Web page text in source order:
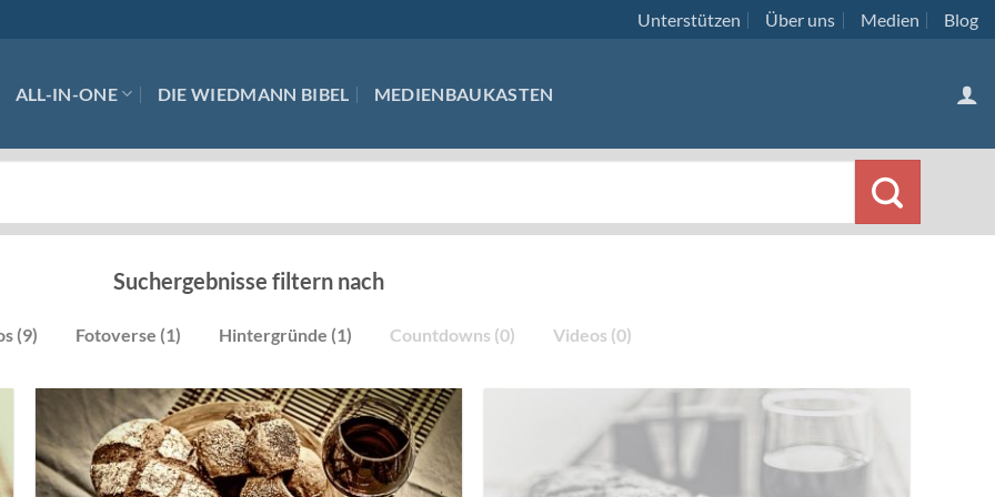
Unterstützen Über uns Medien Blog
ALL-IN-ONE DIE WIEDMANN BIBEL MEDIENBAUKASTEN
Suchergebnisse filtern nach
(9) Fotoverse (1) Hintergründe (1) Countdowns (0) Videos (0)